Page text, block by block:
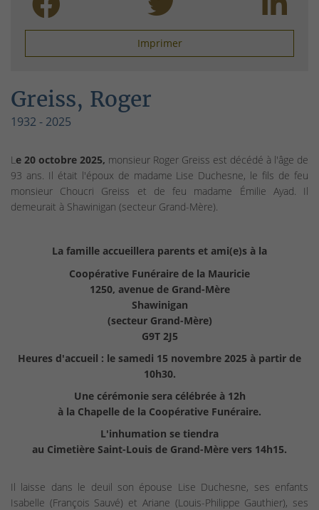
Imprimer
Greiss, Roger
1932 - 2025
Le 20 octobre 2025, monsieur Roger Greiss est décédé à l'âge de
93 ans. Il était l'époux de madame Lise Duchesne, le fils de feu
monsieur Choucri Greiss et de feu madame Émilie Ayad. Il
demeurait à Shawinigan (secteur Grand-Mère).
La famille accueillera parents et ami(e)s à la
Coopérative Funéraire de la Mauricie
1250, avenue de Grand-Mère
Shawinigan
(secteur Grand-Mère)
G9T 2J5
Heures d'accueil : le samedi 15 novembre 2025 à partir de
10h30.
Une cérémonie sera célébrée à 12h
à la Chapelle de la Coopérative Funéraire.
L'inhumation se tiendra
au Cimetière Saint-Louis de Grand-Mère vers 14h15.
Il laisse dans le deuil son épouse Lise Duchesne, ses enfants
Isabelle (François Sauvé) et Ariane (Louis-Philippe Gauthier), ses